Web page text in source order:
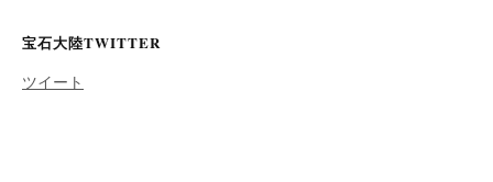
宝石大陸TWITTER
ツイート